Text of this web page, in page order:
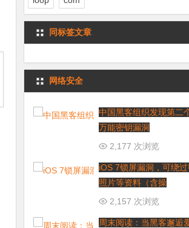
同标签文章
网络安全
中国黑客组织发现第二
万能密钥漏洞
2,177 次浏览
iOS 7锁屏漏洞，可绕
照片等资料（含操
2,157 次浏览
周末阅读：当黑客邂逅